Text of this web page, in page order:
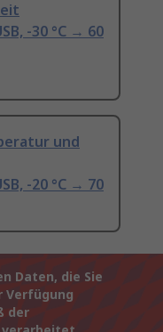
-30 °C → 60
und
-20 °C → 70
Daten, die Sie
Verfügung
der